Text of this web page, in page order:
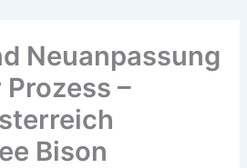
Neuanpassung
–
Bison